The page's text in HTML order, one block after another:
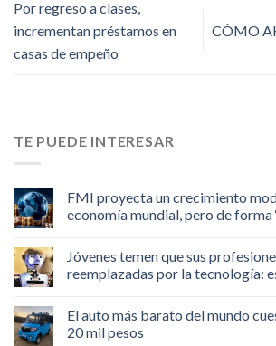
Por regreso a clases,
incrementan préstamos en
casas de empeño
CÓMO
TE PUEDE INTERESAR
FMI proyecta un crecimiento
economía mundial, pero de forma
Jóvenes temen que sus
reemplazadas por la tecnología:
El auto más barato del mundo
20 mil pesos